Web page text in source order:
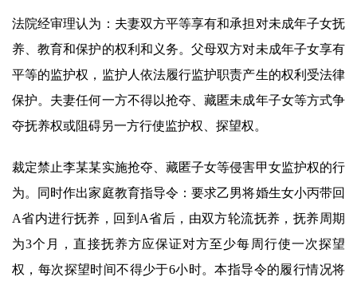
法院经审理认为：夫妻双方平等享有和承担对未成年子女抚
养、教育和保护的权利和义务。父母双方对未成年子女享有
平等的监护权，监护人依法履行监护职责产生的权利受法律
保护。夫妻任何一方不得以抢夺、藏匿未成年子女等方式争
夺抚养权或阻碍另一方行使监护权、探望权。
裁定禁止李某某实施抢夺、藏匿子女等侵害甲女监护权的行
为。同时作出家庭教育指导令：要求乙男将婚生女小丙带回
A省内进行抚养，回到A省后，由双方轮流抚养，抚养周期
为3个月，直接抚养方应保证对方至少每周行使一次探望
权，每次探望时间不得少于6小时。本指导令的履行情况将